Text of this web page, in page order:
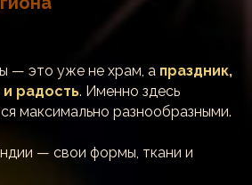
— это уже не храм, а праздник,
радость. Именно здесь
максимально разнообразными.
— свои формы, ткани и